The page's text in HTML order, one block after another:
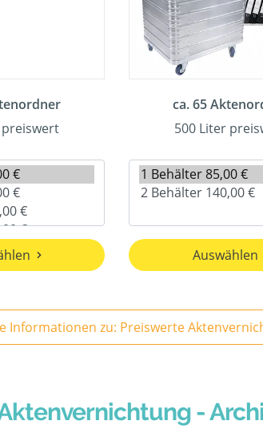
ca. 65
500 Liter
Auswählen
Informationen zu: Preiswerte
-